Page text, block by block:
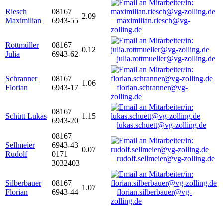
Riesch
Maximilian
08167
6943-55
2.09
maximilian.riesch@vg-
zolling.de
Rottmüller
Julia
08167
6943-62
0.12
julia.rottmueller@vg-zolling.de
Schranner
Florian
08167
6943-17
1.06
florian.schranner@vg-
zolling.de
Schütt Lukas
08167
6943-20
1.15
lukas.schuett@vg-zolling.de
Sellmeier
Rudolf
08167
6943-43
0171
3032403
0.07
rudolf.sellmeier@vg-zolling.de
Silberbauer
Florian
08167
6943-44
1.07
florian.silberbauer@vg-
zolling.de